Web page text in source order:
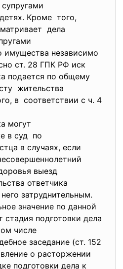
Кроме того,
дела
имущества независимо
ст. 28 ГПК РФ иск
подается по общему
жительства
в соответствии с ч. 4
могут
в суд по
в случаях, если
выезд
ответчика
затруднительным.
значение по данной
стадия подготовки дела
числе
заседание (ст. 152
о расторжении
подготовки дела к